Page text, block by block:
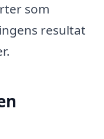
som
resultat